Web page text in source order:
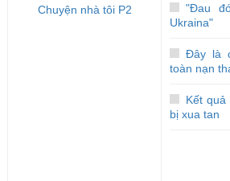
Chuyện nhà tôi P2
"Đau
Ukraina"
Đây là
toàn nạn
Kết
bị xua tan